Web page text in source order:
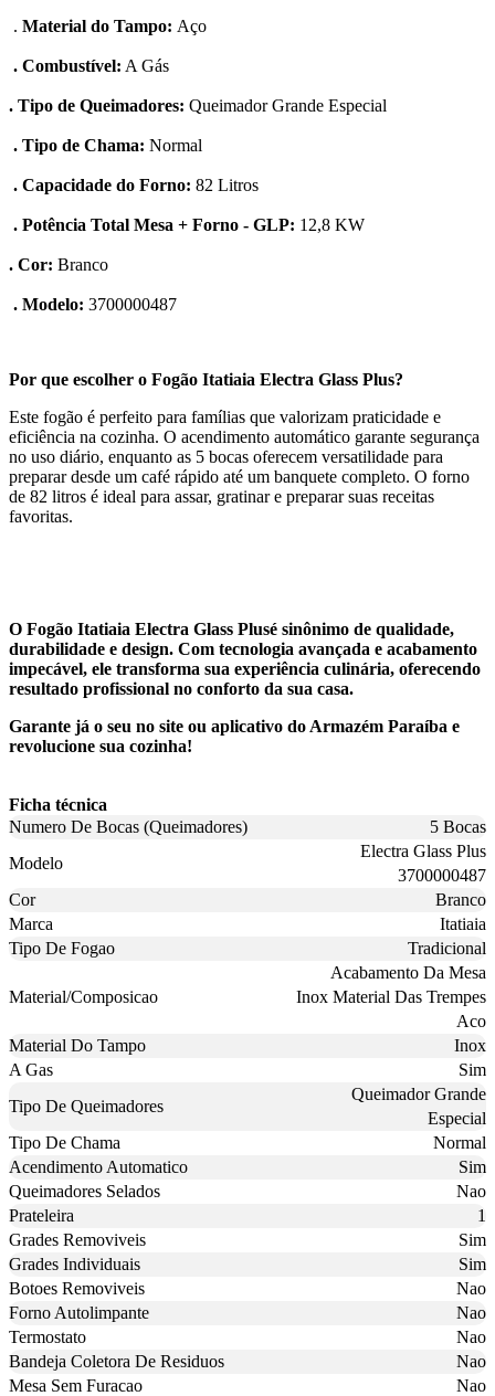
. Material do Tampo: Aço
. Combustível: A Gás
. Tipo de Queimadores: Queimador Grande Especial
. Tipo de Chama: Normal
. Capacidade do Forno: 82 Litros
. Potência Total Mesa + Forno - GLP: 12,8 KW
. Cor: Branco
. Modelo: 3700000487
Por que escolher o Fogão Itatiaia Electra Glass Plus?
Este fogão é perfeito para famílias que valorizam praticidade e
eficiência na cozinha. O acendimento automático garante segurança
no uso diário, enquanto as 5 bocas oferecem versatilidade para
preparar desde um café rápido até um banquete completo. O forno
de 82 litros é ideal para assar, gratinar e preparar suas receitas
favoritas.
O Fogão Itatiaia Electra Glass Plusé sinônimo de qualidade,
durabilidade e design. Com tecnologia avançada e acabamento
impecável, ele transforma sua experiência culinária, oferecendo
resultado profissional no conforto da sua casa.
Garante já o seu no site ou aplicativo do Armazém Paraíba e
revolucione sua cozinha!
Ficha técnica
Numero De Bocas (Queimadores)
5 Bocas
Modelo
Electra Glass Plus
3700000487
Cor
Branco
Marca
Itatiaia
Tipo De Fogao
Tradicional
Material/Composicao
Acabamento Da Mesa
Inox Material Das Trempes
Aco
Material Do Tampo
Inox
A Gas
Sim
Tipo De Queimadores
Queimador Grande
Especial
Tipo De Chama
Normal
Acendimento Automatico
Sim
Queimadores Selados
Nao
Prateleira
1
Grades Removiveis
Sim
Grades Individuais
Sim
Botoes Removiveis
Nao
Forno Autolimpante
Nao
Termostato
Nao
Bandeja Coletora De Residuos
Nao
Mesa Sem Furacao
Nao